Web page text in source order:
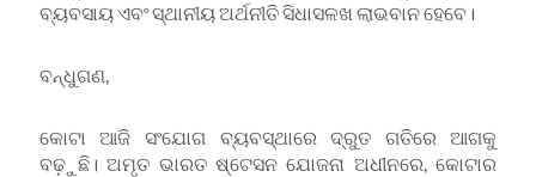
ବ୍ୟବସାୟ ଏବଂ ସ୍ଥାନୀୟ ଅର୍ଥନୀତି ସିଧାସଳଖ ଲାଭବାନ ହେବେ।
ବନ୍ଧୁଗଣ,
କୋଟା ଆଜି ସଂଯୋଗ ବ୍ୟବସ୍ଥାରେ ଦ୍ରୁତ ଗତିରେ ଆଗକୁ
ବଢ଼ୁଛି। ଅମୃତ ଭାରତ ଷ୍ଟେସନ ଯୋଜନା ଅଧୀନରେ, କୋଟାର